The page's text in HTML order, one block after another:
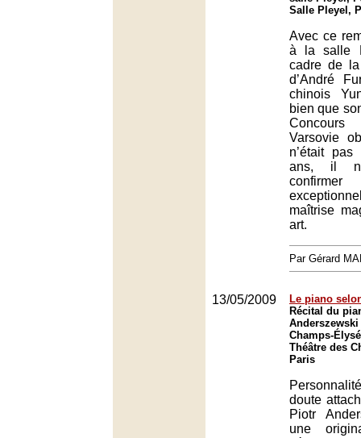
Salle Pleyel,
Avec ce
à la salle
cadre de
d’André
chinois
bien que
Varsovie
n’était
ans, il
maîtrise
art.
Par Gérard
13/05/2009
Le piano
Récital du
Anderszewski
Champs-
Théâtre des
Paris
doute
Piotr
une